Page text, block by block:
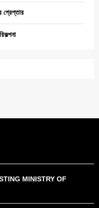
গ্রেপ্তার
MINISTRY OF